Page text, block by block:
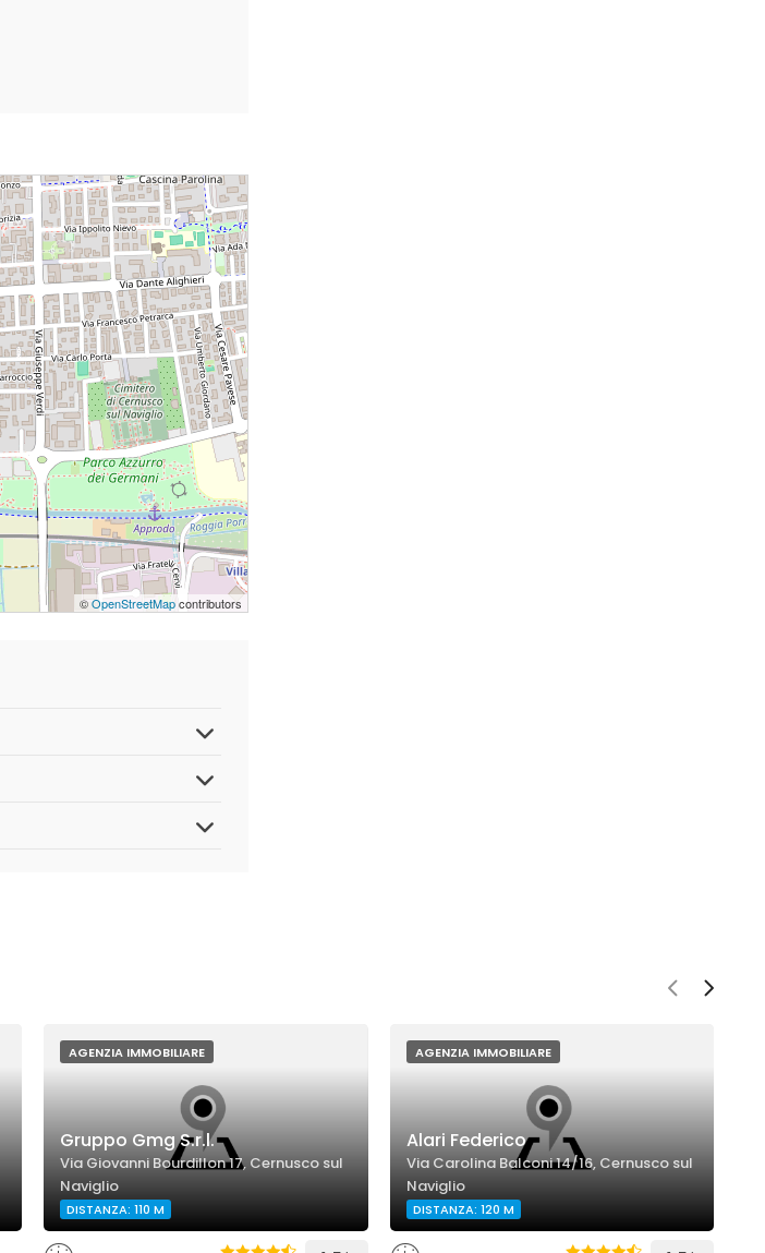
©OpenStreetMapcontributors
AGENZIA IMMOBILIARE
Gruppo Gmg S.r.l.
Via Giovanni Bourdillon 17, Cernusco sul
Naviglio
DISTANZA: 110 M
AGENZIA IMMOBILIARE
Alari Federico
Via Carolina Balconi 14/16, Cernusco sul
Naviglio
DISTANZA: 120 M